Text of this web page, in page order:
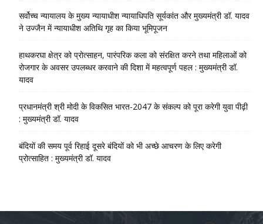
सर्वोच्च न्यायालय के मुख्‍य न्‍यायाधीश न्यायाधिपति सूर्यकांत और मुख्यमंत्री डॉ. यादव
ने उज्जैन में न्यायाधीश अतिथि गृह का किया भूमिपूजन
हाथकरघा क्षेत्र को प्रोत्साहन, पारंपरिक कला को संरक्षित करने तथा महिलाओं को
रोजगार के अवसर उपलब्धर करवाने की दिशा में महत्वपूर्ण पहल : मुख्यमंत्री डॉ.
यादव
प्रधानमंत्री श्री मोदी के विकसित भारत-2047 के संकल्प को पूरा करेगी युवा पीढ़ी
: मुख्यमंत्री डॉ. यादव
बंदियों की समय पूर्व रिहाई दूसरे बंदियों को भी अच्छे आचरण के लिए करेगी
प्रोत्साहित : मुख्यमंत्री डॉ. यादव